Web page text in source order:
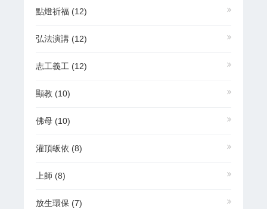
點燈祈福 (12)
弘法演講 (12)
志工義工 (12)
顯教 (10)
佛母 (10)
灌頂皈依 (8)
上師 (8)
放生環保 (7)